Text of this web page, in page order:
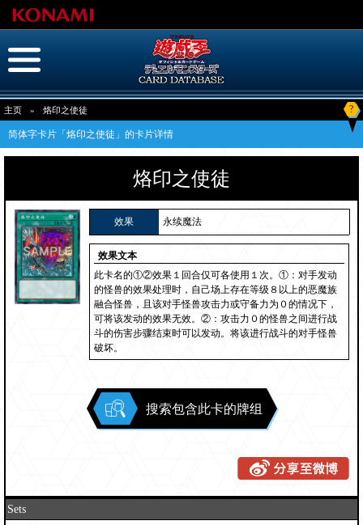
主页 » 烙印之使徒 ?
简体字卡片「烙印之使徒」的卡片详情
烙印之使徒
效果 永续魔法
效果文本
此卡名的①②效果１回合仅可各使用１次。①：对手发动
的怪兽的效果处理时，自己场上存在等级８以上的恶魔族
融合怪兽，且该对手怪兽攻击力或守备力为０的情况下，
可将该发动的效果无效。②：攻击力０的怪兽之间进行战
斗的伤害步骤结束时可以发动。将该进行战斗的对手怪兽
破坏。
搜索包含此卡的牌组
Sets